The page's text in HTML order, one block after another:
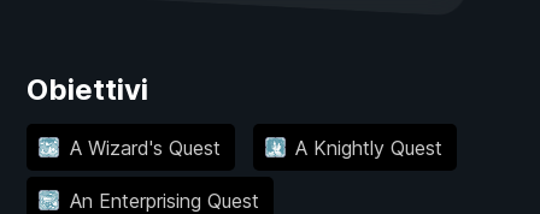
Obiettivi
A Wizard's Quest A Knightly Quest
An Enterprising Quest